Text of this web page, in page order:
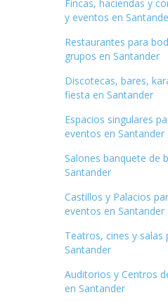
Fincas, haciendas y
y eventos en
Restaurantes para
grupos en Santander
Discotecas, bares,
fiesta en Santander
Espacios singulares
eventos en Santander
Salones banquete de
Santander
Castillos y Palacios
eventos en Santander
Teatros, cines y salas
Santander
Auditorios y Centros
en Santander